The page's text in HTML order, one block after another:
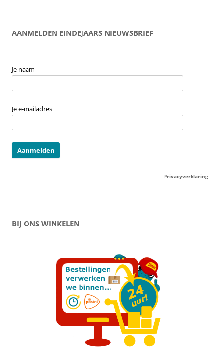
AANMELDEN EINDEJAARS NIEUWSBRIEF
Je naam
Je e-mailadres
Privacyverklaring
BIJ ONS WINKELEN